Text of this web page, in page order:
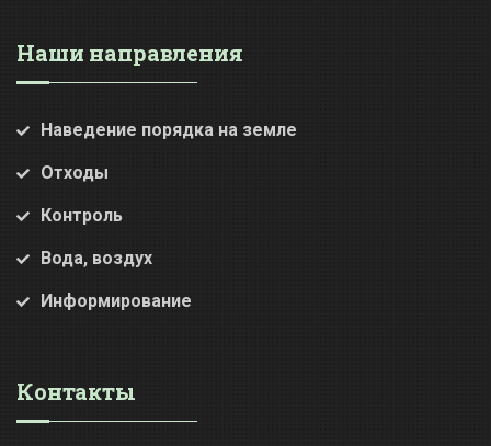
Наши направления
Наведение порядка на земле
Отходы
Контроль
Вода, воздух
Информирование
Контакты